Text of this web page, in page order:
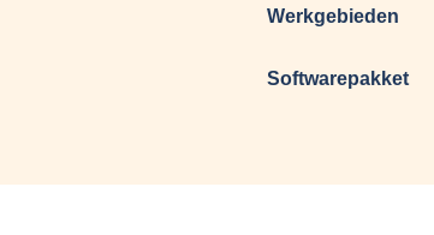
Werkgebieden
Softwarepakket